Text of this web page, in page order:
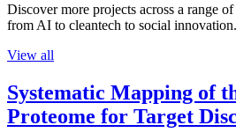
Discover more projects across a range
from AI to cleantech to social innovation.
View all
Systematic Mapping of
Proteome for Target